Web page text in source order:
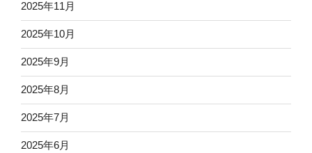
2025年11月
2025年10月
2025年9月
2025年8月
2025年7月
2025年6月